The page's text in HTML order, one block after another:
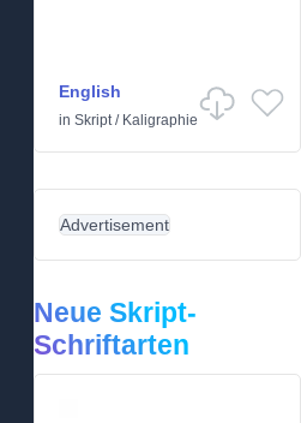
English
in Skript/ Kaligraphie
Advertisement
Neue Skript-
Schriftarten